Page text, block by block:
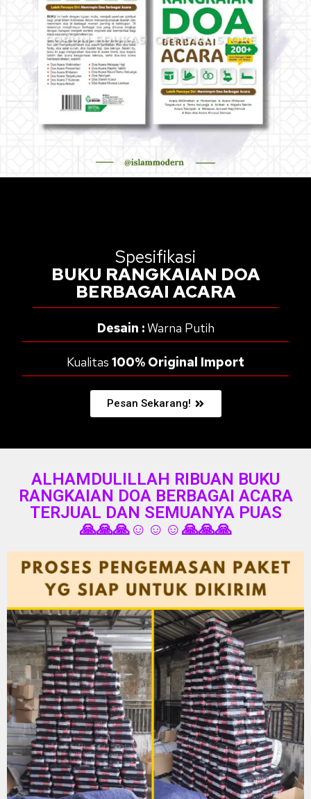
Spesifikasi
BUKU RANGKAIAN DOA
BERBAGAI ACARA
Desain :Warna Putih
Kualitas 100% Original Import
Pesan Sekarang!
ALHAMDULILLAH RIBUAN BUKU
RANGKAIAN DOA BERBAGAI ACARA
TERJUAL DAN SEMUANYA PUAS
🙏🙏🙏☺️☺️☺️🙏🙏🙏